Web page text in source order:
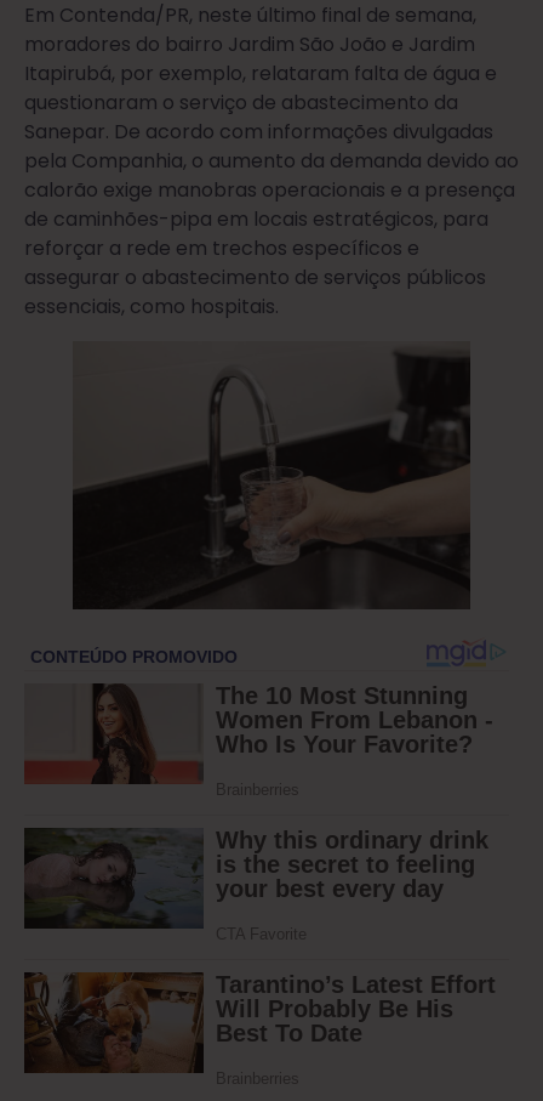
Em Contenda/PR, neste último final de semana,
moradores do bairro Jardim São João e Jardim
Itapirubá, por exemplo, relataram falta de água e
questionaram o serviço de abastecimento da
Sanepar. De acordo com informações divulgadas
pela Companhia, o aumento da demanda devido ao
calorão exige manobras operacionais e a presença
de caminhões-pipa em locais estratégicos, para
reforçar a rede em trechos específicos e
assegurar o abastecimento de serviços públicos
essenciais, como hospitais.